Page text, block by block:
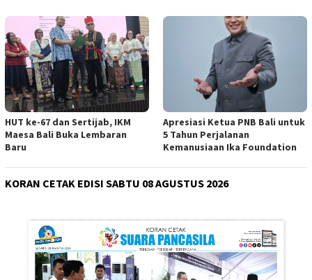
HUT ke-67 dan Sertijab, IKM
Maesa Bali Buka Lembaran
Baru
Apresiasi Ketua PNB Bali untuk
5 Tahun Perjalanan
Kemanusiaan Ika Foundation
KORAN CETAK EDISI SABTU 08 AGUSTUS 2026